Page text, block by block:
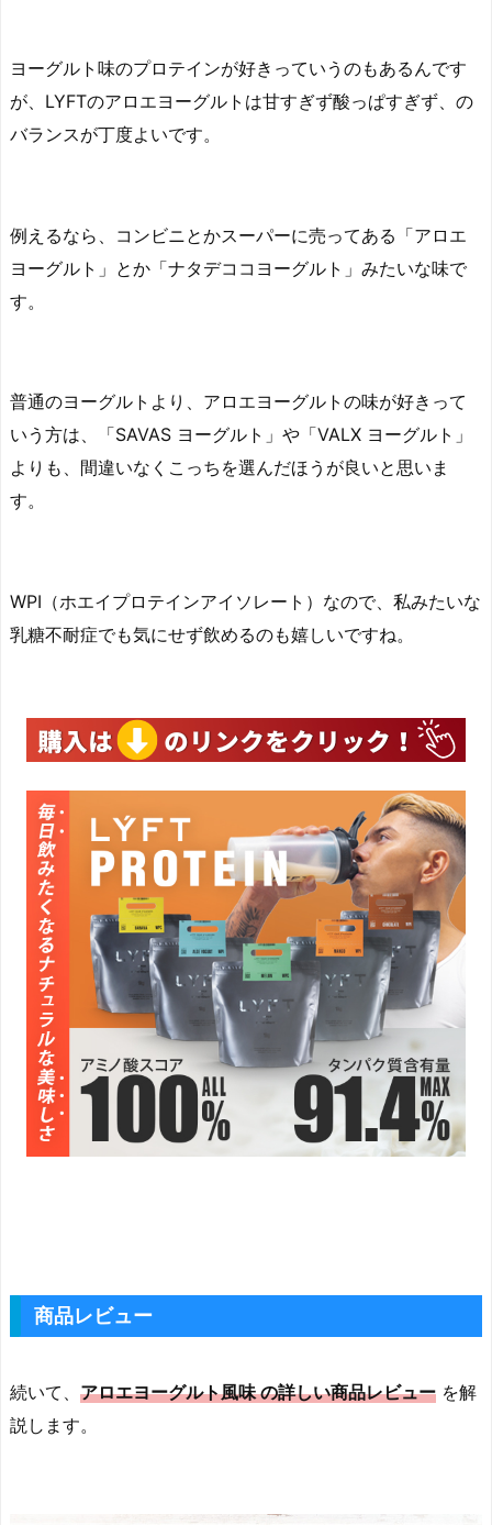
ヨーグルト味のプロテインが好きっていうのもあるんです
が、LYFTのアロエヨーグルトは甘すぎず酸っぱすぎず、の
バランスが丁度よいです。
例えるなら、コンビニとかスーパーに売ってある「アロエ
ヨーグルト」とか「ナタデココヨーグルト」みたいな味で
す。
普通のヨーグルトより、アロエヨーグルトの味が好きって
いう方は、「SAVAS ヨーグルト」や「VALX ヨーグルト」
よりも、間違いなくこっちを選んだほうが良いと思いま
す。
WPI（ホエイプロテインアイソレート）なので、私みたいな
乳糖不耐症でも気にせず飲めるのも嬉しいですね。
商品レビュー
続いて、 アロエヨーグルト風味 の詳しい商品レビュー を解
説します。